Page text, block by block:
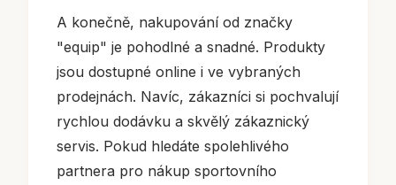
A konečně, nakupování od značky
"equip" je pohodlné a snadné. Produkty
jsou dostupné online i ve vybraných
prodejnách. Navíc, zákazníci si pochvalují
rychlou dodávku a skvělý zákaznický
servis. Pokud hledáte spolehlivého
partnera pro nákup sportovního